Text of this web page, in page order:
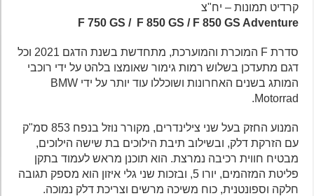
קרדיט תמונות – יח"צ
F 750 GS / F 850 GS / F 850 GS Adventure
סדרת F המוכרת והמוערכת, מתחדשת בשנת הדגם 2021 וכל
דגם מתעדכן בשלוש רמות גימור שאומצו בלהט על ידי רוכבי
המותג בשנים האחרונות ושוכללו עוד יותר על ידי BMW
Motorrad.
המנוע החזק בעל שני צילינדרים, מקורר נוזל בנפח 853 סמ"ק
עם הזרקת דלק, ובשילוב תיבת הילוכים בת שישה הילוכים,
מבטיח חווית רכיבה נמרצת. הוא תוכנן מראש לעמוד בתקן
פליטת המזהמים, יורו 5, ובזכות שני גלי איזון הוא מספק תגובה
חלקה וספונטנית, כוח משיכה מרשים וצריכת דלק נמוכה.